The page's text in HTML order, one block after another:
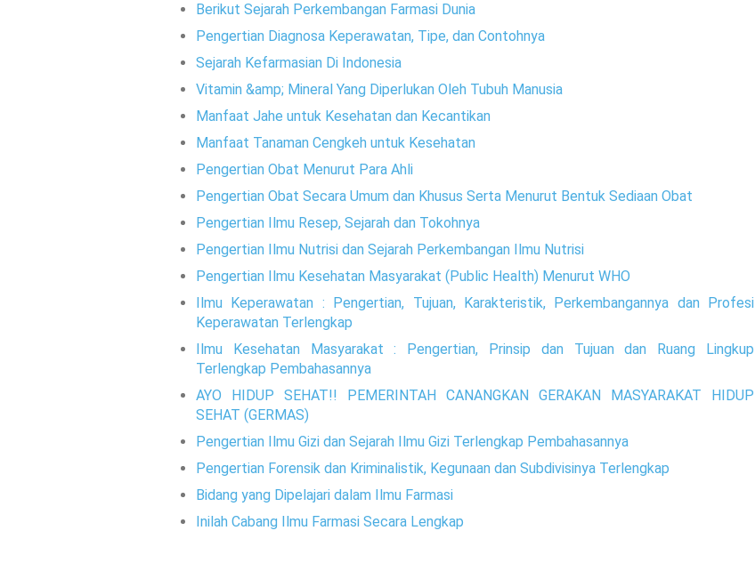
Berikut Sejarah Perkembangan Farmasi Dunia
Pengertian Diagnosa Keperawatan, Tipe, dan Contohnya
Sejarah Kefarmasian Di Indonesia
Vitamin &amp; Mineral Yang Diperlukan Oleh Tubuh Manusia
Manfaat Jahe untuk Kesehatan dan Kecantikan
Manfaat Tanaman Cengkeh untuk Kesehatan
Pengertian Obat Menurut Para Ahli
Pengertian Obat Secara Umum dan Khusus Serta Menurut Bentuk Sediaan Obat
Pengertian Ilmu Resep, Sejarah dan Tokohnya
Pengertian Ilmu Nutrisi dan Sejarah Perkembangan Ilmu Nutrisi
Pengertian Ilmu Kesehatan Masyarakat (Public Health) Menurut WHO
Ilmu Keperawatan : Pengertian, Tujuan, Karakteristik, Perkembangannya dan Profesi
Keperawatan Terlengkap
Ilmu Kesehatan Masyarakat : Pengertian, Prinsip dan Tujuan dan Ruang Lingkup
Terlengkap Pembahasannya
AYO HIDUP SEHAT!! PEMERINTAH CANANGKAN GERAKAN MASYARAKAT HIDUP
SEHAT (GERMAS)
Pengertian Ilmu Gizi dan Sejarah Ilmu Gizi Terlengkap Pembahasannya
Pengertian Forensik dan Kriminalistik, Kegunaan dan Subdivisinya Terlengkap
Bidang yang Dipelajari dalam Ilmu Farmasi
Inilah Cabang Ilmu Farmasi Secara Lengkap